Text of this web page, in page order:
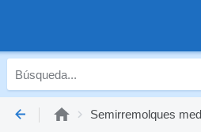
Semirremolques